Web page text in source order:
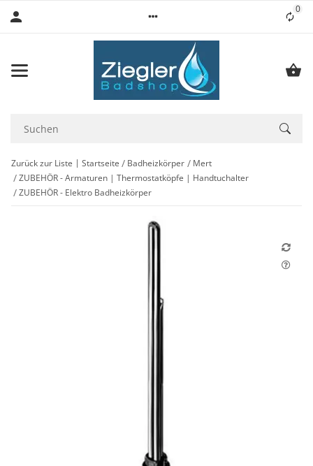
0
Zurück zur Liste Startseite Badheizkörper
Mert
ZUBEHÖR - Armaturen | Thermostatköpfe | Handtuchalter
ZUBEHÖR - Elektro Badheizkörper